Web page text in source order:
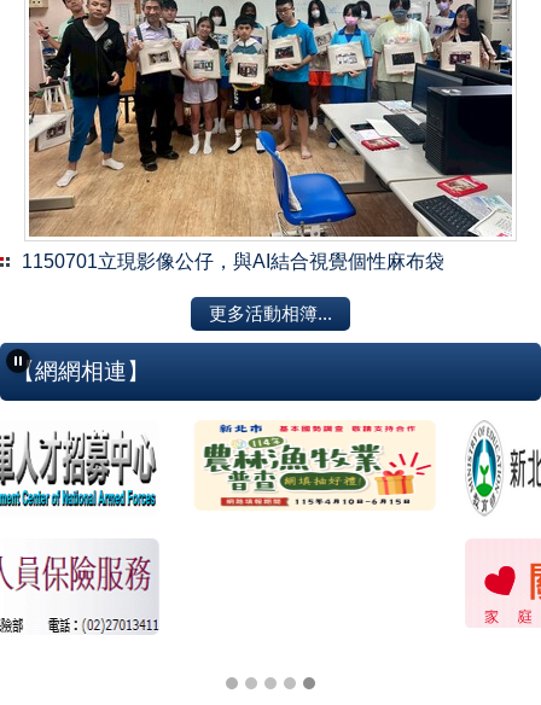
1150701立現影像公仔，與AI結合視覺個性麻布袋
更多活動相簿...
【網網相連】